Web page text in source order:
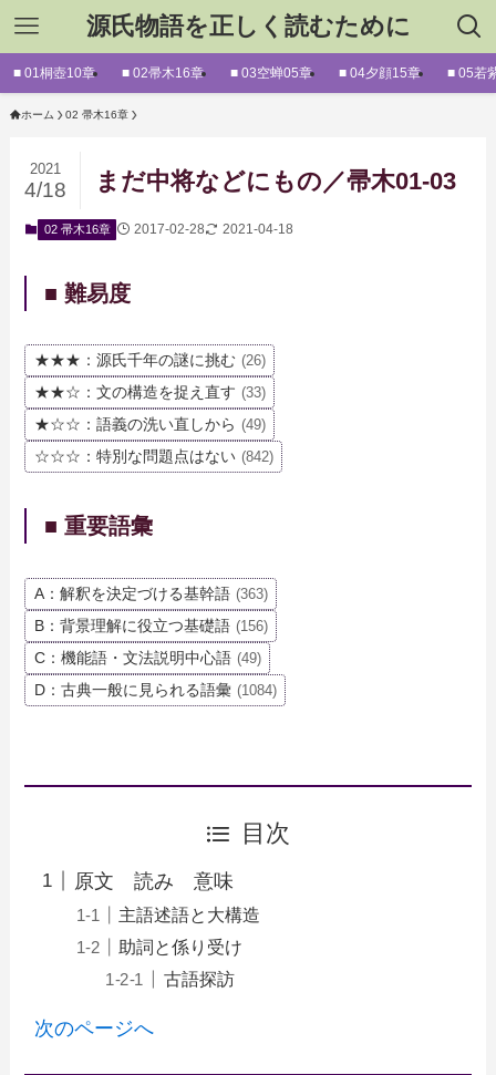
源氏物語を正しく読むために
■ 01桐壺10章 ■ 02帚木16章 ■ 03空蝉05章 ■ 04夕顔15章 ■ 05若
ホーム 02 帚木16章
まだ中将などにもの／帚木01-03
2021
4/18
02 帚木16章 2017-02-28 2021-04-18
■ 難易度
★★★：源氏千年の謎に挑む (26)
★★☆：文の構造を捉え直す (33)
★☆☆：語義の洗い直しから (49)
☆☆☆：特別な問題点はない (842)
■ 重要語彙
A：解釈を決定づける基幹語 (363)
B：背景理解に役立つ基礎語 (156)
C：機能語・文法説明中心語 (49)
D：古典一般に見られる語彙 (1084)
目次
原文 読み 意味
主語述語と大構造
助詞と係り受け
古語探訪
次のページへ